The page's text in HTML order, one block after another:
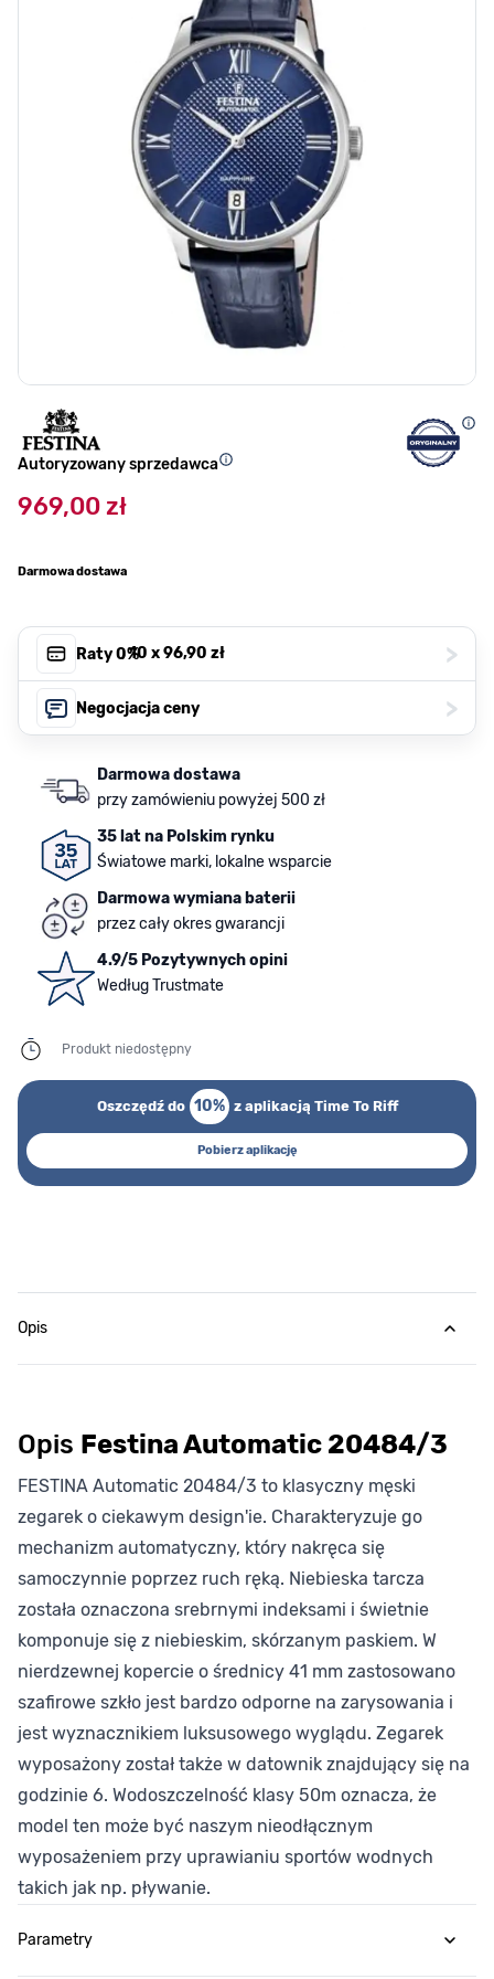
Autoryzowany sprzedawca
969,00 zł
Darmowa dostawa
Raty 0%, 10 x96,90 zł >
Negocjacja ceny >
Darmowa dostawa
przy zamówieniu powyżej 500 zł
35 lat na Polskim rynku
Światowe marki, lokalne wsparcie
Darmowa wymiana baterii
przez cały okres gwarancji
4.9/5 Pozytywnych opini
Według Trustmate
Produkt niedostępny
Oszczędź do 10% z aplikacją Time To Riff
Pobierz aplikację
Opis
Opis Festina Automatic 20484/3
FESTINA Automatic 20484/3 to klasyczny męski
zegarek o ciekawym design'ie. Charakteryzuje go
mechanizm automatyczny, który nakręca się
samoczynnie poprzez ruch ręką. Niebieska tarcza
została oznaczona srebrnymi indeksami i świetnie
komponuje się z niebieskim, skórzanym paskiem. W
nierdzewnej kopercie o średnicy 41 mm zastosowano
szafirowe szkło jest bardzo odporne na zarysowania i
jest wyznacznikiem luksusowego wyglądu. Zegarek
wyposażony został także w datownik znajdujący się na
godzinie 6. Wodoszczelność klasy 50m oznacza, że
model ten może być naszym nieodłącznym
wyposażeniem przy uprawianiu sportów wodnych
takich jak np. pływanie.
Parametry